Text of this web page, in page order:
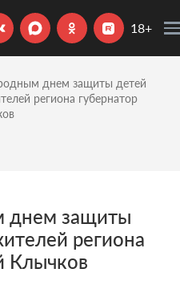
18+
днем защиты детей
региона губернатор
днем защиты
региона
Клычков